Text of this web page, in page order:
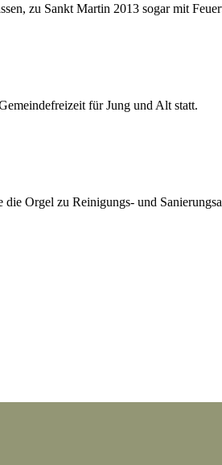
zu Sankt Martin 2013 sogar mit
für Jung und Alt statt.
Orgel zu Reinigungs- und